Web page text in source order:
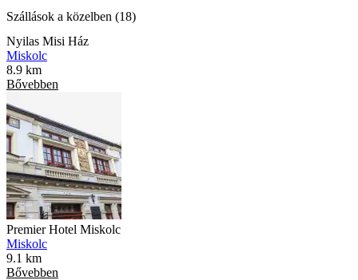
Szállások a közelben (18)
Nyilas Misi Ház
Miskolc
8.9 km
Bővebben
Premier Hotel Miskolc
Miskolc
9.1 km
Bővebben